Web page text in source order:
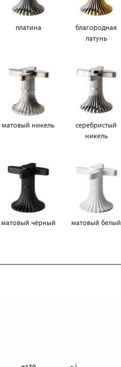
платина
благородная
латунь
матовый никель
серебристый
никель
матовый чёрный матовый белый